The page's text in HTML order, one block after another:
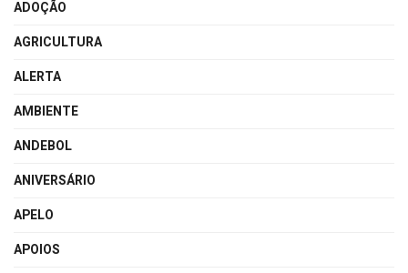
ADOÇÃO
AGRICULTURA
ALERTA
AMBIENTE
ANDEBOL
ANIVERSÁRIO
APELO
APOIOS